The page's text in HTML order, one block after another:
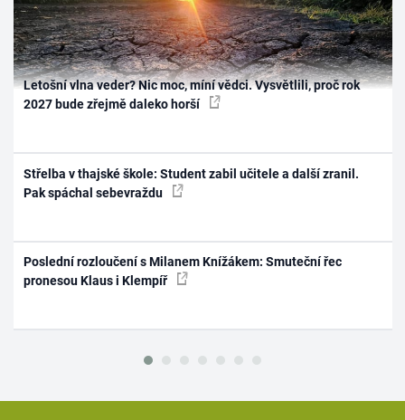
Letošní vlna veder? Nic moc, míní vědci. Vysvětlili, proč rok
2027 bude zřejmě daleko horší
Střelba v thajské škole: Student zabil učitele a další zranil.
Pak spáchal sebevraždu
Poslední rozloučení s Milanem Knížákem: Smuteční řec
pronesou Klaus i Klempíř